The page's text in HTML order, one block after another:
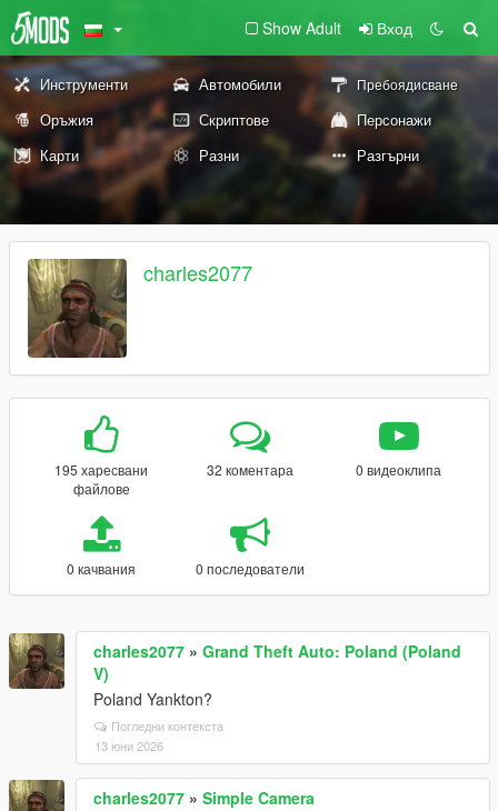
Show Adult Вход
Инструменти Автомобили Пребоядисване
Оръжия Скриптове
Персонажи
Карти
Разни Разгърни
charles2077
195 харесвани
файлове
32 коментара 0 видеоклипа
0 качвания 0 последователи
charles2077 » Grand Theft Auto: Poland (Poland
V)
Poland Yankton?
Погледни контекста
13 юни 2026
charles2077 » Simple Camera